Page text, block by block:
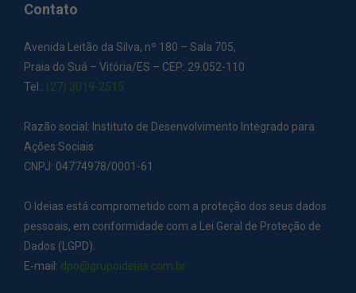
Contato
Avenida Leitão da Silva, nº 180 – Sala 705,
Praia do Suá – Vitória/ES – CEP: 29.052-110
Tel.: (27) 3019-2515
Razão social: Instituto de Desenvolvimento Integrado para
Ações Sociais
CNPJ: 04774978/0001-61
O Ideias está comprometido com a proteção dos seus dados
pessoais, em conformidade com a Lei Geral de Proteção de
Dados (LGPD).
E-mail: dpo@grupoideias.com.br